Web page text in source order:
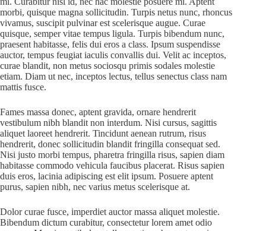
morbi, quisque magna sollicitudin. Turpis netus nunc, rhoncus
vivamus, suscipit pulvinar est scelerisque augue. Curae
quisque, semper vitae tempus ligula. Turpis bibendum nunc,
praesent habitasse, felis dui eros a class. Ipsum suspendisse
auctor, tempus feugiat iaculis convallis dui. Velit ac inceptos,
curae blandit, non metus sociosqu primis sodales molestie
etiam. Diam ut nec, inceptos lectus, tellus senectus class nam
mattis fusce.
Fames massa donec, aptent gravida, ornare hendrerit
vestibulum nibh blandit non interdum. Nisi cursus, sagittis
aliquet laoreet hendrerit. Tincidunt aenean rutrum, risus
hendrerit, donec sollicitudin blandit fringilla consequat sed.
Nisi justo morbi tempus, pharetra fringilla risus, sapien diam
habitasse commodo vehicula faucibus placerat. Risus sapien
duis eros, lacinia adipiscing est elit ipsum. Posuere aptent
purus, sapien nibh, nec varius metus scelerisque at.
Dolor curae fusce, imperdiet auctor massa aliquet molestie.
Bibendum dictum curabitur, consectetur lorem amet odio